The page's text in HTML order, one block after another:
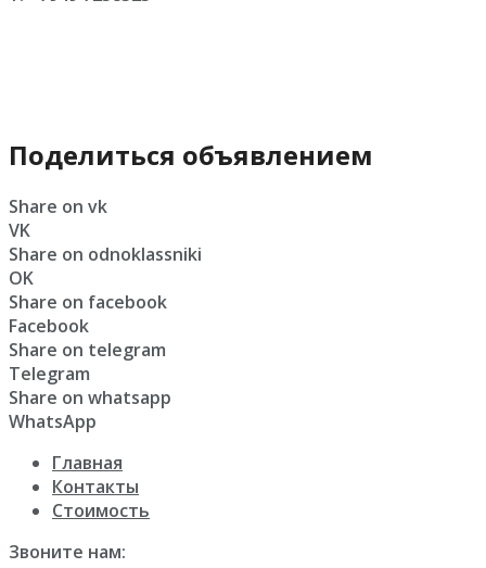
Поделиться объявлением
Share on vk
VK
Share on odnoklassniki
OK
Share on facebook
Facebook
Share on telegram
Telegram
Share on whatsapp
WhatsApp
Главная
Контакты
Стоимость
Звоните нам: